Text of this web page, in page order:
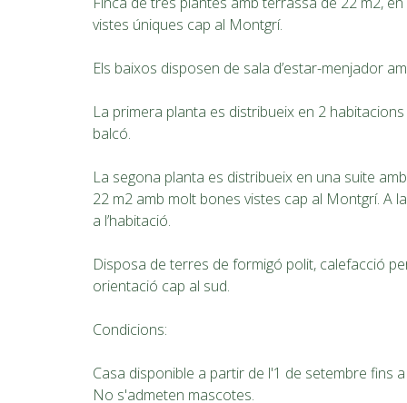
vistes úniques cap al Montgrí.
Els baixos disposen de sala d’estar-menjador
La primera planta es distribueix en 2
balcó.
La segona planta es distribueix en una suite
22 m2 amb molt bones vistes cap al Montgrí. A
a l’habitació.
Disposa de terres de formigó polit, calefacció
orientació cap al sud.
Condicions:
Casa disponible a partir de l'1 de setembre fins
No s'admeten mascotes.